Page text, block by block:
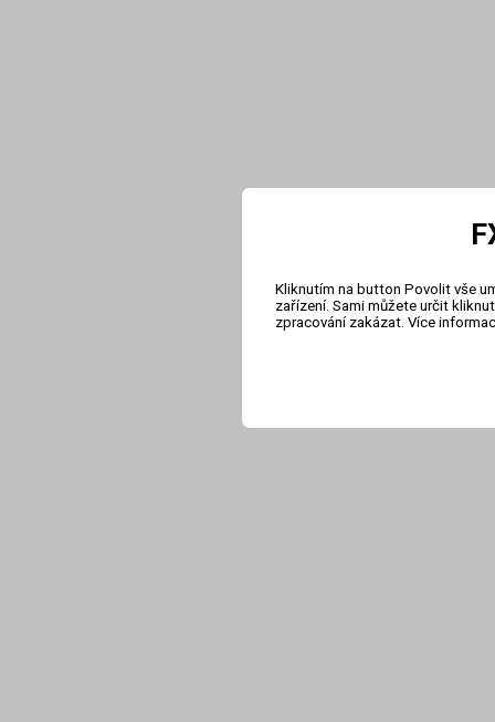
Kliknutím na button Povolit vše
zařízení. Sami můžete určit
zpracování zakázat. Více